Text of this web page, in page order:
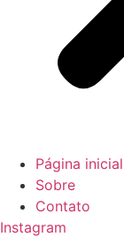
Página inicial
Sobre
Contato
Instagram